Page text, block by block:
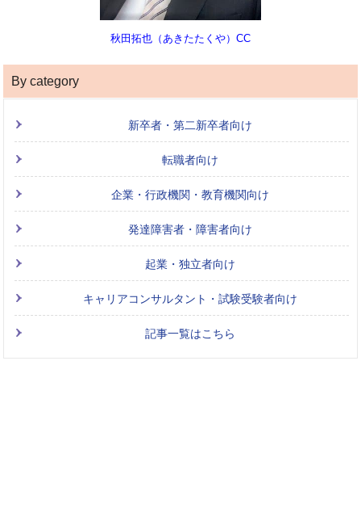
秋田拓也（あきたたくや）CC
By category
新卒者・第二新卒者向け
転職者向け
企業・行政機関・教育機関向け
発達障害者・障害者向け
起業・独立者向け
キャリアコンサルタント・試験受験者向け
記事一覧はこちら